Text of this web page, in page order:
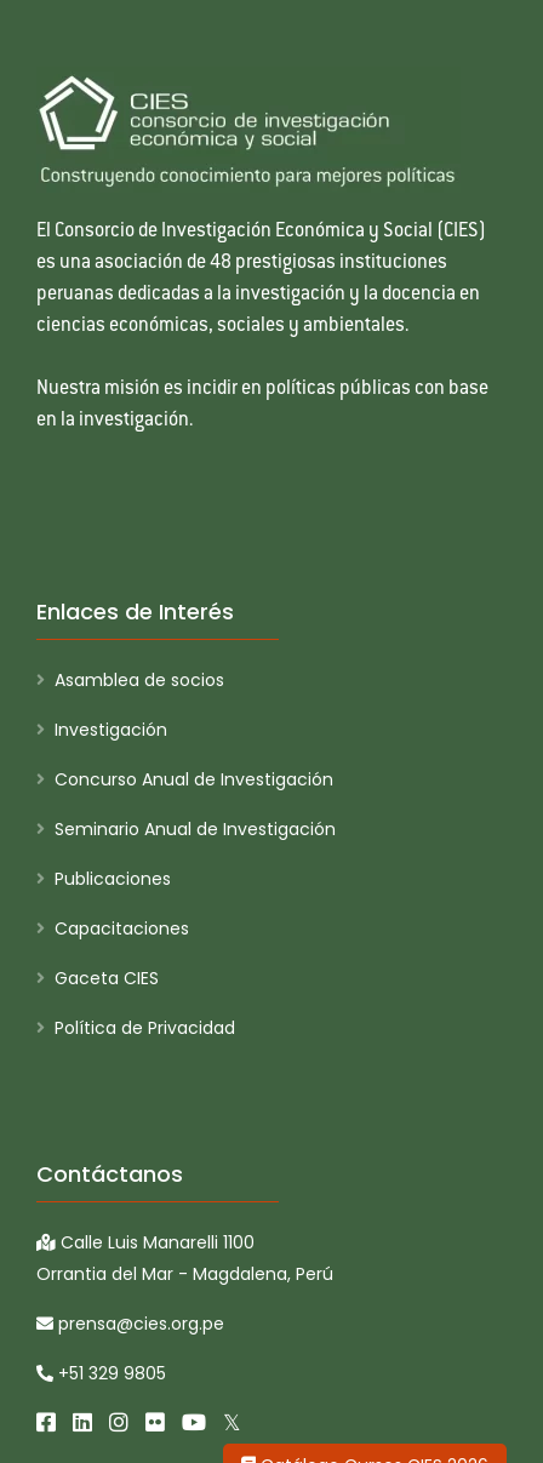
El Consorcio de Investigación Económica y Social (CIES)
es una asociación de 48 prestigiosas instituciones
peruanas dedicadas a la investigación y la docencia en
ciencias económicas, sociales y ambientales.
Nuestra misión es incidir en políticas públicas con base
en la investigación.
Enlaces de Interés
Asamblea de socios
Investigación
Concurso Anual de Investigación
Seminario Anual de Investigación
Publicaciones
Capacitaciones
Gaceta CIES
Política de Privacidad
Contáctanos
Calle Luis Manarelli 1100
Orrantia del Mar - Magdalena, Perú
prensa@cies.org.pe
+51 329 9805